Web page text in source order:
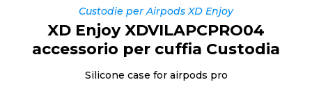
Custodie per Airpods XD Enjoy
XD Enjoy XDVILAPCPRO04
accessorio per cuffia Custodia
Silicone case for airpods pro